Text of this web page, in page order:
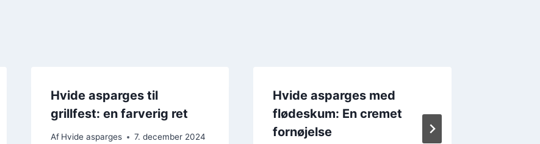
Hvide asparges til
grillfest: en farverig ret
Af Hvide asparges 7. december 2024
Hvide asparges med
flødeskum: En cremet
fornøjelse